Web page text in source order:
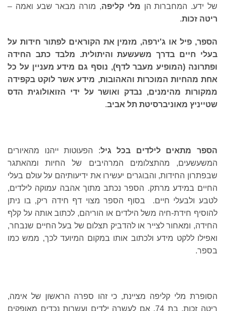
של ידע. המחברות הן מלי קליפה, מורה מבאר שבע ואמה –
ריטה זכות.
הספר, פיל או ג'ירפה, מזמין את הקוראים לפתור חידות על
בעלי חיים בדרך משעשעת והיתולית.
מלבד כתב החידה
ופתרונה (המופיע מעבר לדף), נוסף גם מידע מעניין על כל
אחת מהחיות המוכרות והאהובות, מידע אשר לוקט בקפידה
ממקורות מהימנים, נבדק ואושר על ידי הזואולוגית הדס
שטייניץ מאוניברסיטת תל אביב.
הספר מתאים לילדים בכל גיל: הפעוטות ייהנו מהאיורים
המשעשעים, מהתצלומים המרהיבים של החיות ומהאתגר
שבפתרון החידות, והבוגרים יעשירו את ידיעותיהם על עולם בעלי
החיים במידע מרתק. הספר נכתב מתוך אהבה עמוקה לילדים,
לטבע ולבעלי חיים. בסוף הספר מצוי דף חידה ריק, בו ניתן
להוסיף חידת-חיה משל הילדים או הוריהם, לכתוב אותה על קלף
החידה, ומאחור לצייר או להדביק תצלום של בעל החיים שנבחר,
ואפילו ללקט מידע ולכתוב אותו במקום המיועד לכך, ממש כמו
בספר.
הסופרת מלי קליפה מציינת, כי זהו ספרה הראשון של אימה,
ריטה זכות, בת 74, אם לעשרה ילדים ועשרות נכדים מאופקים